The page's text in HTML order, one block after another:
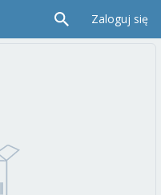
Zaloguj się